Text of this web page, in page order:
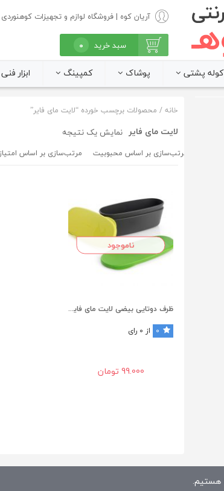
آریان کوه | فروشگاه لوازم و تجهیزات
سبد خرید ۰
کوله پشتی پوشاک کمپینگ ابزار فنی
خانه/ محصولات برچسب خورده “لایت مای فایر”
لایت مای فایر نمایش یک نتیجه
مرتب‌سازی بر اساس محبوبیت مرتب‌سازی بر اساس امتیاز
ناموجود
ظرف دوتایی بیضی لایت مای فایر اسنپ باکس اول
0 از 0 رای
99.000 تومان